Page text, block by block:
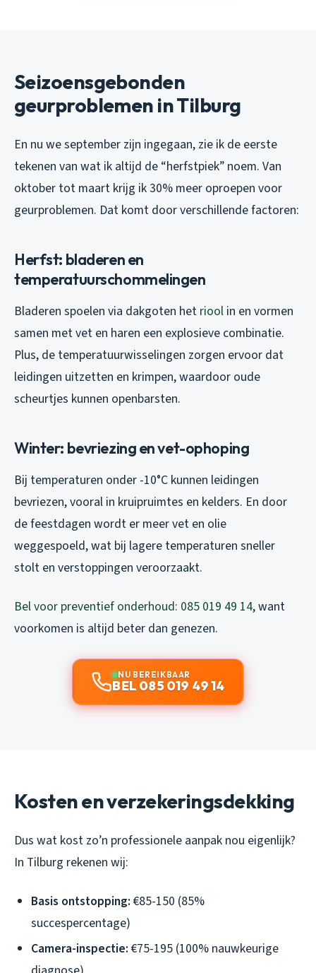
Seizoensgebonden
geurproblemen in Tilburg
En nu we september zijn ingegaan, zie ik de eerste
tekenen van wat ik altijd de “herfstpiek” noem. Van
oktober tot maart krijg ik 30% meer oproepen voor
geurproblemen. Dat komt door verschillende factoren:
Herfst: bladeren en
temperatuurschommelingen
Bladeren spoelen via dakgoten het riool in en vormen
samen met vet en haren een explosieve combinatie.
Plus, de temperatuurwisselingen zorgen ervoor dat
leidingen uitzetten en krimpen, waardoor oude
scheurtjes kunnen openbarsten.
Winter: bevriezing en vet-ophoping
Bij temperaturen onder -10°C kunnen leidingen
bevriezen, vooral in kruipruimtes en kelders. En door
de feestdagen wordt er meer vet en olie
weggespoeld, wat bij lagere temperaturen sneller
stolt en verstoppingen veroorzaakt.
Bel voor preventief onderhoud: 085 019 49 14, want
voorkomen is altijd beter dan genezen.
NU BEREIKBAAR
BEL 085 019 49 14
Kosten en verzekeringsdekking
Dus wat kost zo’n professionele aanpak nou eigenlijk?
In Tilburg rekenen wij:
Basis ontstopping: €85-150 (85%
succespercentage)
Camera-inspectie: €75-195 (100% nauwkeurige